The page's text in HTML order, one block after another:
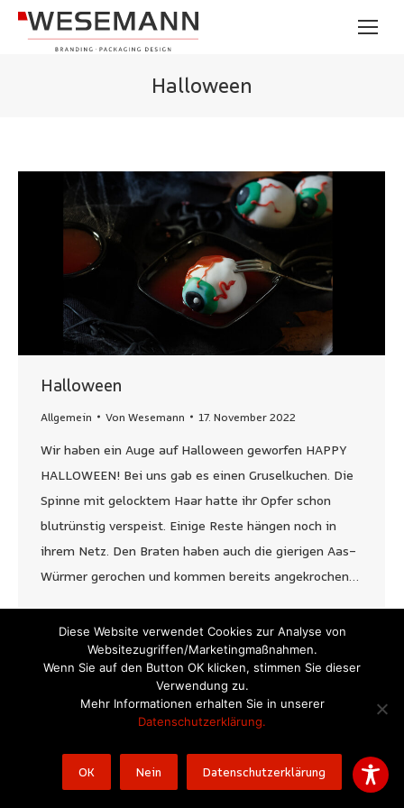
Halloween
Halloween
Allgemein Von Wesemann 17. November 2022
Wir haben ein Auge auf Halloween geworfen HAPPY
HALLOWEEN! Bei uns gab es einen Gruselkuchen. Die
Spinne mit gelocktem Haar hatte ihr Opfer schon
blutrünstig verspeist. Einige Reste hängen noch in
ihrem Netz. Den Braten haben auch die gierigen Aas-
Würmer gerochen und kommen bereits angekrochen…
© 2022 Wesemann Werbeagentur GmbH
Formalia
Diese Website verwendet Cookies zur Analyse von
Websitezugriffen/Marketingmaßnahmen.
Wenn Sie auf den Button OK klicken, stimmen Sie dieser
Verwendung zu.
Mehr Informationen erhalten Sie in unserer
Datenschutzerklärung.
OK Nein Datenschutzerklärung